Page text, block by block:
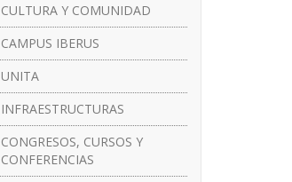
CULTURA Y COMUNIDAD
CAMPUS IBERUS
UNITA
INFRAESTRUCTURAS
CONGRESOS, CURSOS Y
CONFERENCIAS